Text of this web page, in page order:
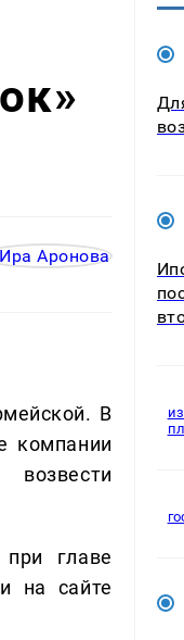
В
компании
возвести
главе
на сайте